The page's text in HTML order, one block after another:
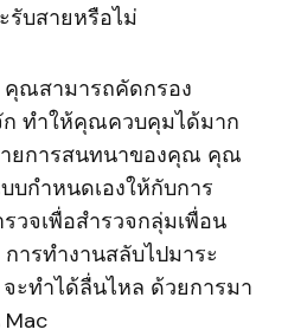
รับสายหรือไม่
คุณสามารถคัดกรอง
ทำให้คุณควบคุมได้มาก
ายการสนทนาของคุณ คุณ
บกำหนดเองให้กับการ
วจเพื่อสำรวจกลุ่มเพื่อน
ารทำงานสลับไปมาระ
ะทำได้ลื่นไหล ด้วยการมา